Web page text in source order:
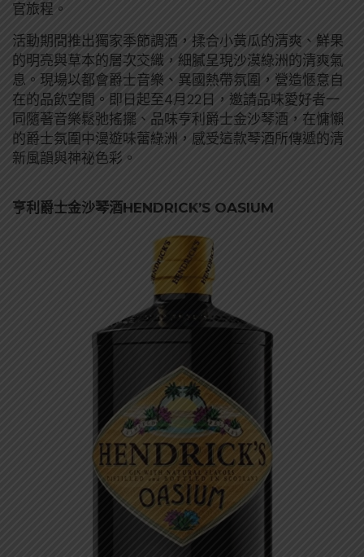
官旅程。
活動期間推出獨家季節調酒，揉合小黃瓜的清爽、鮮果
的明亮與草本的層次交織，細膩呈現沙漠綠洲的清爽氣
息。現場以都會爵士音樂、異國熱帶氛圍，營造愜意自
在的品飲空間。即日起至4月22日，邀請品味愛好者一
同隨著音樂鬆弛搖擺、品味亨利爵士金沙琴酒，在慵懶
的爵士氛圍中漫遊味蕾綠洲，感受這款琴酒所傳遞的清
新風韻與神祕色彩。
亨利爵士金沙琴酒HENDRICK’S OASIUM